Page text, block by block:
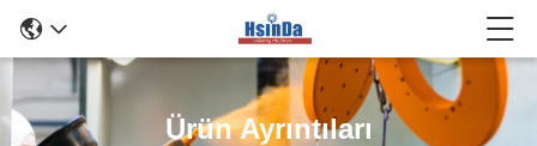
Ürün Ayrıntıları